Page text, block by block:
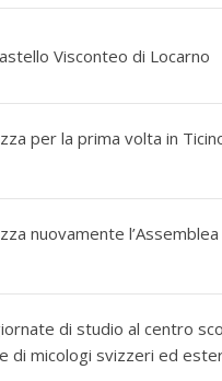
Visconteo di Locarno
per la prima volta in
nuovamente
di studio al centro
di micologi svizzeri ed